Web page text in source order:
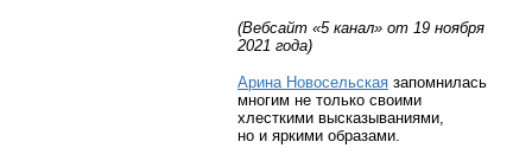
(Вебсайт «5 канал» от 19 ноября
2021 года)
Арина Новосельская запомнилась
многим не только своими
хлесткими высказываниями,
но и яркими образами.